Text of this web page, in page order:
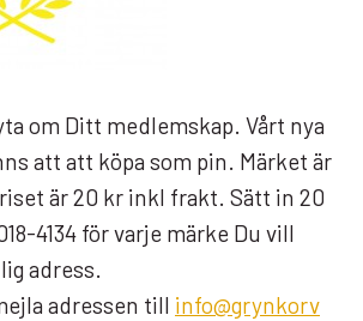
om Ditt medlemskap. Vårt nya
att att köpa som pin. Märket är
är 20 kr inkl frakt. Sätt in 20
4134 för varje märke Du vill
adress.
adressen till info@grynkorv